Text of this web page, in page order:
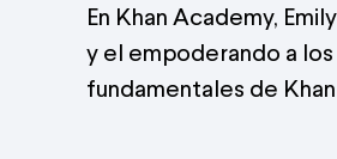
En Khan Academy,
y el empoderando a
fundamentales de